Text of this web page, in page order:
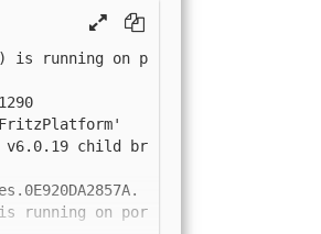
is running on p
v6.0.19 child br
running on por